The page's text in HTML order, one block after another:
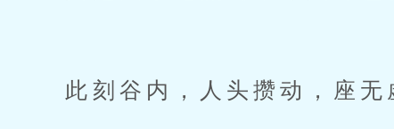
此刻谷内，人头攒动，座无